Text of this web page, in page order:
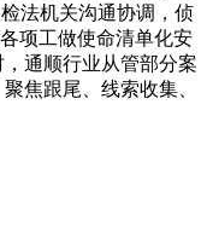
法机关沟通协调，侦
项工做使命清单化安
通顺行业从管部分案
焦跟尾、线索收集、